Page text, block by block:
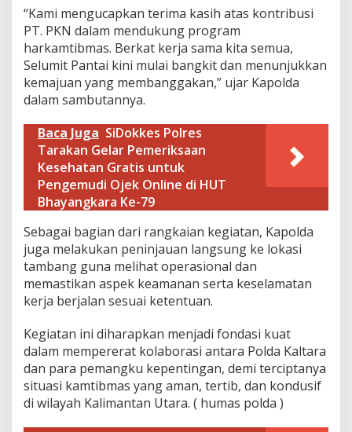
a
s
,
K
u
n
u
n
g
i
S
t
e
a
m
b
a
n
g
i
D
s
a
A
“Kami mengucapkan terima kasih atas kontribusi
PT. PKN dalam mendukung program
harkamtibmas. Berkat kerja sama kita semua,
Selumit Pantai kini mulai bangkit dan menunjukkan
kemajuan yang membanggakan,” ujar Kapolda
dalam sambutannya.
Baca Juga SiDokkes Polres
Tarakan Gelar Pemeriksaan
Kesehatan Gratis untuk
Pengemudi Ojek Online di HUT
Bhayangkara Ke-79
Sebagai bagian dari rangkaian kegiatan, Kapolda
juga melakukan peninjauan langsung ke lokasi
tambang guna melihat operasional dan
memastikan aspek keamanan serta keselamatan
kerja berjalan sesuai ketentuan.
Kegiatan ini diharapkan menjadi fondasi kuat
dalam mempererat kolaborasi antara Polda Kaltara
dan para pemangku kepentingan, demi terciptanya
situasi kamtibmas yang aman, tertib, dan kondusif
di wilayah Kalimantan Utara. ( humas polda )